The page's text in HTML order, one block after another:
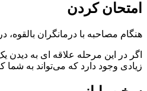
امتحان کردن
هنگام مصاحبه با درمانگران
اگر در این مرحله علاقه ای به دیدن
زیادی وجود دارد که می‌تواند به شما